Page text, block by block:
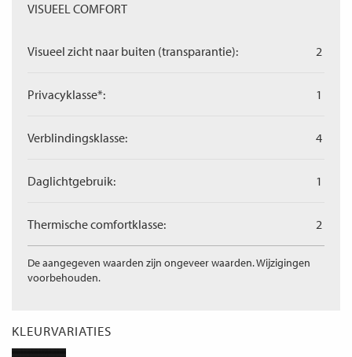
VISUEEL COMFORT
Visueel zicht naar buiten (transparantie): 2
Privacyklasse*: 1
Verblindingsklasse: 4
Daglichtgebruik: 1
Thermische comfortklasse: 2
De aangegeven waarden zijn ongeveer waarden. Wijzigingen
voorbehouden.
KLEURVARIATIES